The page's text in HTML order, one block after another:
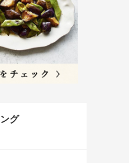
グ